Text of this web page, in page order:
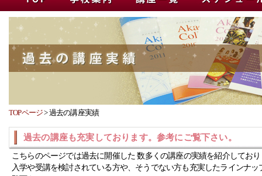
TOPページ>過去の講座実績
過去の講座も充実しております。参考にご覧下さい。
こちらのページでは過去に開催した 数多くの講座の実績を紹介してお
入学や受講を検討されている方や、そうでない方も充実したラインナッ